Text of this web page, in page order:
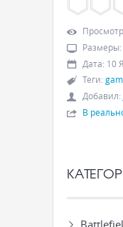
Размеры:
Дата: 10
Теги:
Добавил:
В